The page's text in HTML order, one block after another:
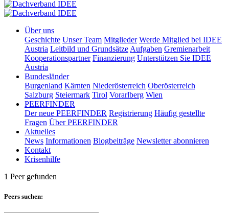
Über uns
Geschichte Unser Team Mitglieder Werde Mitglied bei IDEE
Austria Leitbild und Grundsätze Aufgaben Gremienarbeit
Kooperationspartner Finanzierung Unterstützen Sie IDEE
Austria
Bundesländer
Burgenland Kärnten Niederösterreich Oberösterreich
Salzburg Steiermark Tirol Vorarlberg Wien
PEERFINDER
Der neue PEERFINDER Registrierung Häufig gestellte
Fragen Über PEERFINDER
Aktuelles
News Informationen Blogbeiträge Newsletter abonnieren
Kontakt
Krisenhilfe
1 Peer gefunden
Peers suchen: